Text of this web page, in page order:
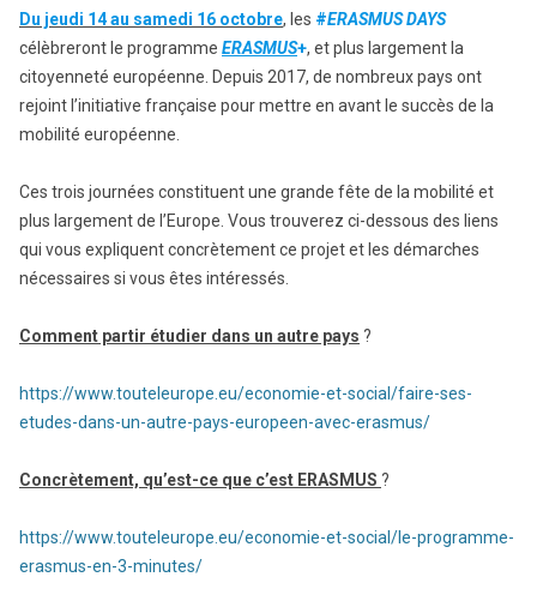
Du jeudi 14 au samedi 16 octobre, les #ERASMUS DAYS
célèbreront le programme ERASMUS+, et plus largement la
citoyenneté européenne. Depuis 2017, de nombreux pays ont
rejoint l’initiative française pour mettre en avant le succès de la
mobilité européenne.
Ces trois journées constituent une grande fête de la mobilité et
plus largement de l’Europe. Vous trouverez ci-dessous des liens
qui vous expliquent concrètement ce projet et les démarches
nécessaires si vous êtes intéressés.
Comment partir étudier dans un autre pays ?
https://www.touteleurope.eu/economie-et-social/faire-ses-
etudes-dans-un-autre-pays-europeen-avec-erasmus/
Concrètement, qu’est-ce que c’est ERASMUS ?
https://www.touteleurope.eu/economie-et-social/le-programme-
erasmus-en-3-minutes/